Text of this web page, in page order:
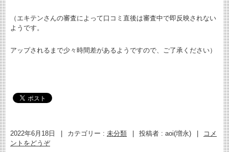
（エキテンさんの審査によって口コミ直後は審査中で即反映されない
ようです。
アップされるまで少々時間差があるようですので、ご了承ください）
2022年6月18日 カテゴリー : 未分類 投稿者 : aoi(増永)
コメ
ントをどうぞ